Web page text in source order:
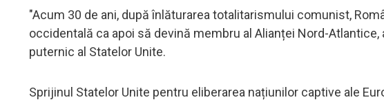
"Acum 30 de ani, după înlăturarea totalitarismului comunist,
occidentală ca apoi să devină membru al Alianței Nord-
puternic al Statelor Unite.
Sprijinul Statelor Unite pentru eliberarea națiunilor captive ale